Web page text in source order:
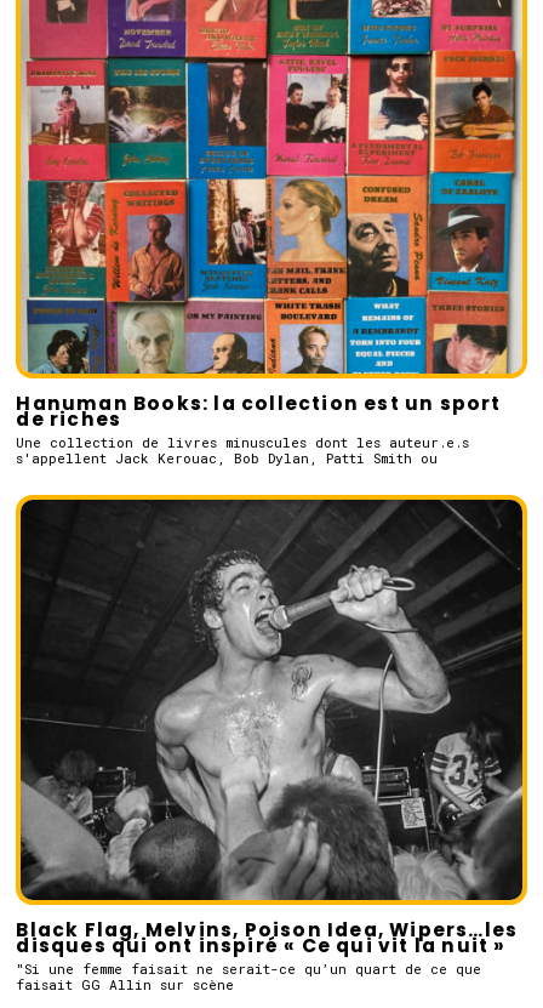
Hanuman Books: la collection est un sport
de riches
Une collection de livres minuscules dont les auteur.e.s
s'appellent Jack Kerouac, Bob Dylan, Patti Smith ou
Black Flag, Melvins, Poison Idea, Wipers…les
disques qui ont inspiré « Ce qui vit la nuit »
"Si une femme faisait ne serait-ce qu’un quart de ce que
faisait GG Allin sur scène